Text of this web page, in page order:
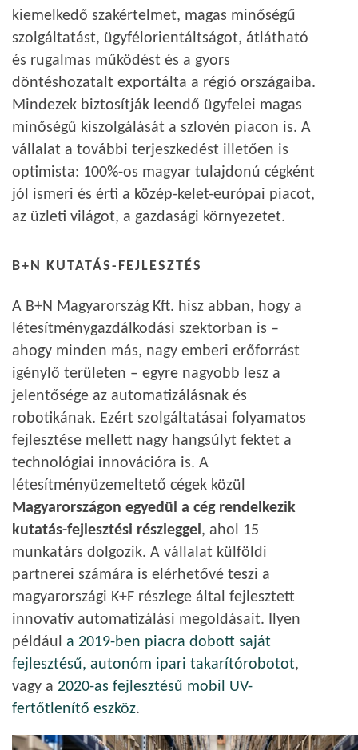
kiemelkedő szakértelmet, magas minőségű
szolgáltatást, ügyfélorientáltságot, átlátható
és rugalmas működést és a gyors
döntéshozatalt exportálta a régió országaiba.
Mindezek biztosítják leendő ügyfelei magas
minőségű kiszolgálását a szlovén piacon is. A
vállalat a további terjeszkedést illetően is
optimista: 100%-os magyar tulajdonú cégként
jól ismeri és érti a közép-kelet-európai piacot,
az üzleti világot, a gazdasági környezetet.
B+N KUTATÁS-FEJLESZTÉS
A B+N Magyarország Kft. hisz abban, hogy a
létesítménygazdálkodási szektorban is –
ahogy minden más, nagy emberi erőforrást
igénylő területen – egyre nagyobb lesz a
jelentősége az automatizálásnak és
robotikának. Ezért szolgáltatásai folyamatos
fejlesztése mellett nagy hangsúlyt fektet a
technológiai innovációra is. A
létesítményüzemeltető cégek közül
Magyarországon egyedül a cég rendelkezik
kutatás-fejlesztési részleggel , ahol 15
munkatárs dolgozik. A vállalat külföldi
partnerei számára is elérhetővé teszi a
magyarországi K+F részlege által fejlesztett
innovatív automatizálási megoldásait. Ilyen
például a 2019-ben piacra dobott saját
fejlesztésű, autonóm ipari takarítórobotot,
vagy a 2020-as fejlesztésű mobil UV-
fertőtlenítő eszköz.